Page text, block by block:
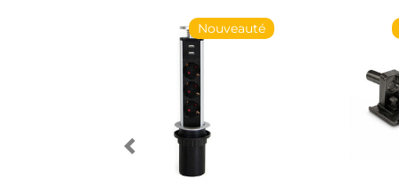
Nouveauté